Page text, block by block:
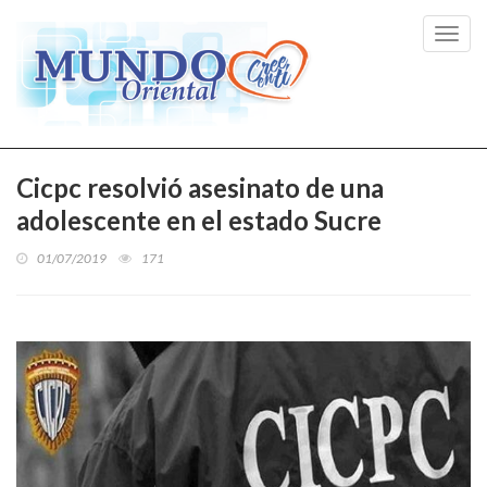
Cicpc resolvió asesinato de una
adolescente en el estado Sucre
01/07/2019 171